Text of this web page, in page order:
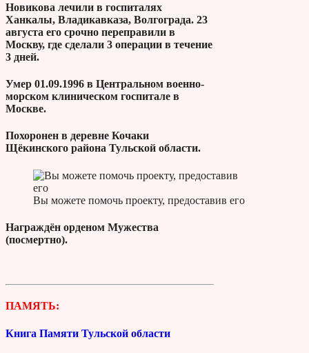
Новикова лечили в госпиталях
Ханкалы, Владикавказа, Волгограда. 23
августа его срочно переправили в
Москву, где сделали 3 операции в течение
3 дней.
Умер 01.09.1996 в Центральном военно-
морском клиническом госпитале в
Москве.
Похоронен в деревне Кочаки
Щёкинского района Тульской области.
Вы можете помочь проекту, предоставив его
Награждён орденом Мужества
(посмертно).
ПАМЯТЬ:
Книга Памяти Тульской области